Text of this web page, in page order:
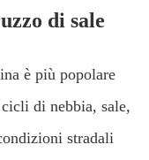
di sale
è più popolare
di nebbia, sale,
stradali